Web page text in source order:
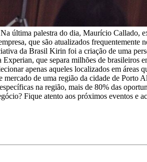
última palestra do dia, Maurício
que são atualizados
da Brasil Kirin foi a criação de uma
que separa milhões de brasileiros
apenas aqueles localizados em
de uma região da cidade de Porto
na região, mais de 80% das
Fique atento aos próximos eventos e